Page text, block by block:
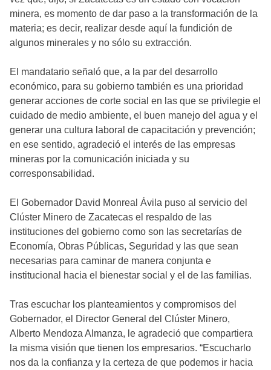
minera, es momento de dar paso a la transformación de la
materia; es decir, realizar desde aquí la fundición de
algunos minerales y no sólo su extracción.
El mandatario señaló que, a la par del desarrollo
económico, para su gobierno también es una prioridad
generar acciones de corte social en las que se privilegie el
cuidado de medio ambiente, el buen manejo del agua y el
generar una cultura laboral de capacitación y prevención;
en ese sentido, agradeció el interés de las empresas
mineras por la comunicación iniciada y su
corresponsabilidad.
El Gobernador David Monreal Ávila puso al servicio del
Clúster Minero de Zacatecas el respaldo de las
instituciones del gobierno como son las secretarías de
Economía, Obras Públicas, Seguridad y las que sean
necesarias para caminar de manera conjunta e
institucional hacia el bienestar social y el de las familias.
Tras escuchar los planteamientos y compromisos del
Gobernador, el Director General del Clúster Minero,
Alberto Mendoza Almanza, le agradeció que compartiera
la misma visión que tienen los empresarios. “Escucharlo
nos da la confianza y la certeza de que podemos ir hacia